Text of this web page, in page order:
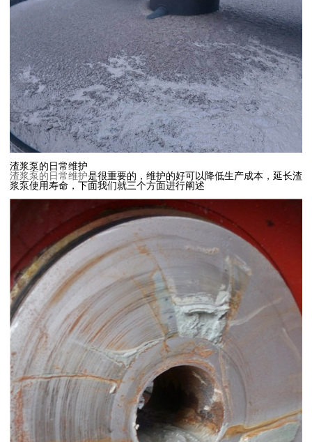
渣浆泵的日常维护
渣浆泵的日常维护是很重要的，维护的好可以降低生产成本，延长渣
浆泵使用寿命，下面我们就三个方面进行阐述